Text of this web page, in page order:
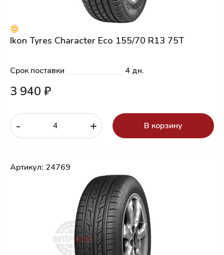
Ikon Tyres Character Eco 155/70 R13 75T
Срок поставки 4 дн.
3 940 ₽
- + В корзину
Артикул: 24769